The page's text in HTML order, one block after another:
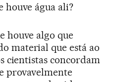
água ali?
houve algo que
material que está ao
cientistas concordam
provavelmente